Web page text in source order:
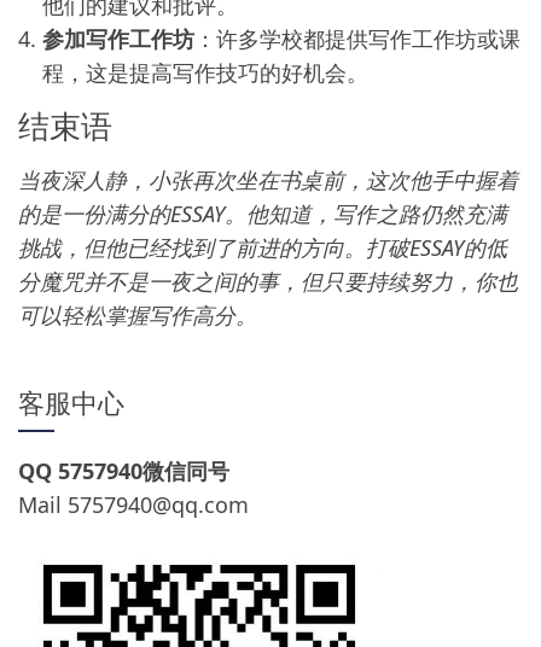
参加写作工作坊 ：许多学校都提供写作工作坊或课
程，这是提高写作技巧的好机会。
结束语
当夜深人静，小张再次坐在书桌前，这次他手中握着
的是一份满分的ESSAY。他知道，写作之路仍然充满
挑战，但他已经找到了前进的方向。打破ESSAY的低
分魔咒并不是一夜之间的事，但只要持续努力，你也
可以轻松掌握写作高分。
客服中心
QQ 5757940微信同号
Mail 5757940@qq.com